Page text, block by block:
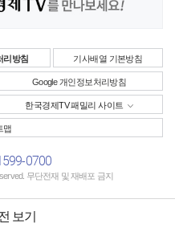
리방침 기사배열 기본방침
Google 개인정보처리방침
한국경제TV 패밀리 사이트
맵
0700
무단전재 및 재배포 금지
보기